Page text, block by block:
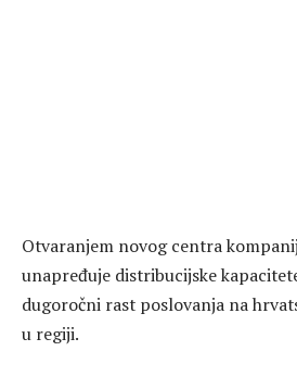
Otvaranjem novog centra
unapređuje distribucijske
dugoročni rast poslovanja na
u regiji.